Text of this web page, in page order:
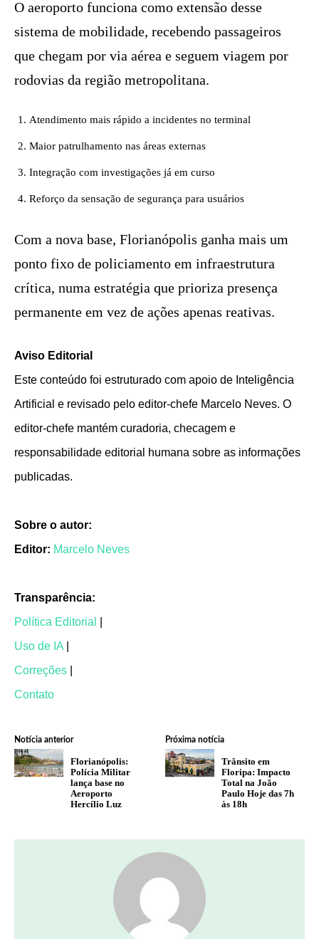
O aeroporto funciona como extensão desse
sistema de mobilidade, recebendo passageiros
que chegam por via aérea e seguem viagem por
rodovias da região metropolitana.
Atendimento mais rápido a incidentes no terminal
Maior patrulhamento nas áreas externas
Integração com investigações já em curso
Reforço da sensação de segurança para usuários
Com a nova base, Florianópolis ganha mais um
ponto fixo de policiamento em infraestrutura
crítica, numa estratégia que prioriza presença
permanente em vez de ações apenas reativas.
Aviso Editorial
Este conteúdo foi estruturado com apoio de Inteligência
Artificial e revisado pelo editor-chefe Marcelo Neves. O
editor-chefe mantém curadoria, checagem e
responsabilidade editorial humana sobre as informações
publicadas.
Sobre o autor:
Editor: Marcelo Neves
Transparência:
Política Editorial
Uso de IA
Correções
Contato
Notícia anterior
Florianópolis:
Polícia Militar
lança base no
Aeroporto
Hercílio Luz
Próxima notícia
Trânsito em
Floripa: Impacto
Total na João
Paulo Hoje das 7h
às 18h